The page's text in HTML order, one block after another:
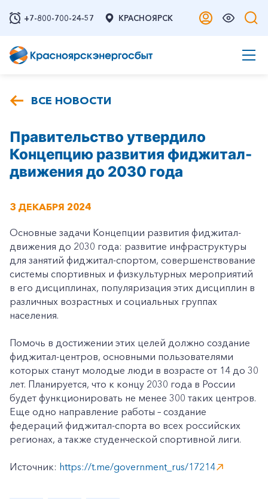
+7-800-700-24-57 КРАСНОЯРСК
ВСЕ НОВОСТИ
Правительство утвердило
Концепцию развития фиджитал-
движения до 2030 года
3 ДЕКАБРЯ 2024
Основные задачи Концепции развития фиджитал-
движения до 2030 года: развитие инфраструктуры
для занятий фиджитал-спортом, совершенствование
системы спортивных и физкультурных мероприятий
в его дисциплинах, популяризация этих дисциплин в
различных возрастных и социальных группах
населения.
Помочь в достижении этих целей должно создание
фиджитал-центров, основными пользователями
которых станут молодые люди в возрасте от 14 до 30
лет. Планируется, что к концу 2030 года в России
будет функционировать не менее 300 таких центров.
Еще одно направление работы – создание
федераций фиджитал-спорта во всех российских
регионах, а также студенческой спортивной лиги.
Источник: https://t.me/government_rus/17214